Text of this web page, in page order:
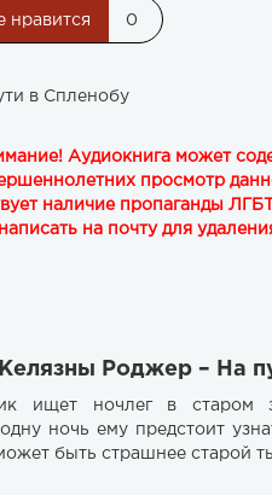
нравится 0
в Спленобу
Аудиокнига может
просмотр
наличие пропаганды ЛГБТ
на почту для
Роджер – На
ищет ночлег в старом
ночь ему предстоит
быть страшнее старой